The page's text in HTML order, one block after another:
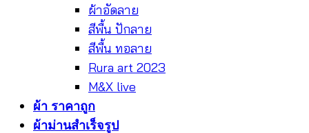
ผ้าอัดลาย
สีพื้น ปักลาย
สีพื้น ทอลาย
Rura art 2023
M&X live
ผ้า ราคาถูก
ผ้าม่านสำเร็จรูป